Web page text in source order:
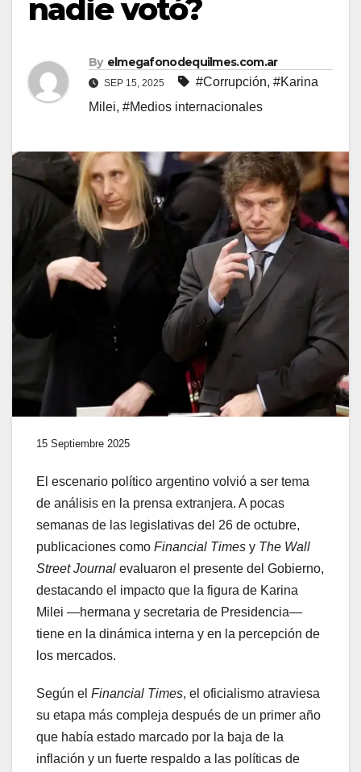
nadie votó?
By elmegafonodequilmes.com.ar
SEP 15, 2025 #Corrupción, #Karina
Milei, #Medios internacionales
15 Septiembre 2025
El escenario político argentino volvió a ser tema
de análisis en la prensa extranjera. A pocas
semanas de las legislativas del 26 de octubre,
publicaciones como Financial Times y The Wall
Street Journal evaluaron el presente del Gobierno,
destacando el impacto que la figura de Karina
Milei —hermana y secretaria de Presidencia—
tiene en la dinámica interna y en la percepción de
los mercados.
Según el Financial Times, el oficialismo atraviesa
su etapa más compleja después de un primer año
que había estado marcado por la baja de la
inflación y un fuerte respaldo a las políticas de